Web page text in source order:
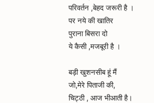
परिवर्तन ,बेहद जरूरी है ।
पर नये की खातिर
पुराना बिसरा दो
ये कैसी ,मजबूरी है ।
बड़ी खुशनसीब हूं मैं
जो,मेरे पिताजी की,
चिट्ठी , आज भीआती है।